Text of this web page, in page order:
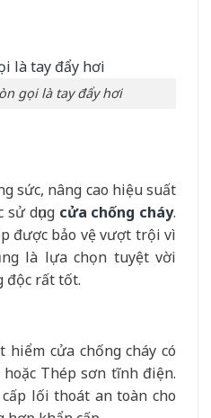
gọi là tay đẩy hơi
sức, nâng cao hiệu suất
dụng cửa chống cháy.
được bảo vệ vượt trội vì
là lựa chọn tuyệt vời
độc rất tốt.
cửa chống cháy có
Thép sơn tĩnh điện.
lối thoát an toàn cho